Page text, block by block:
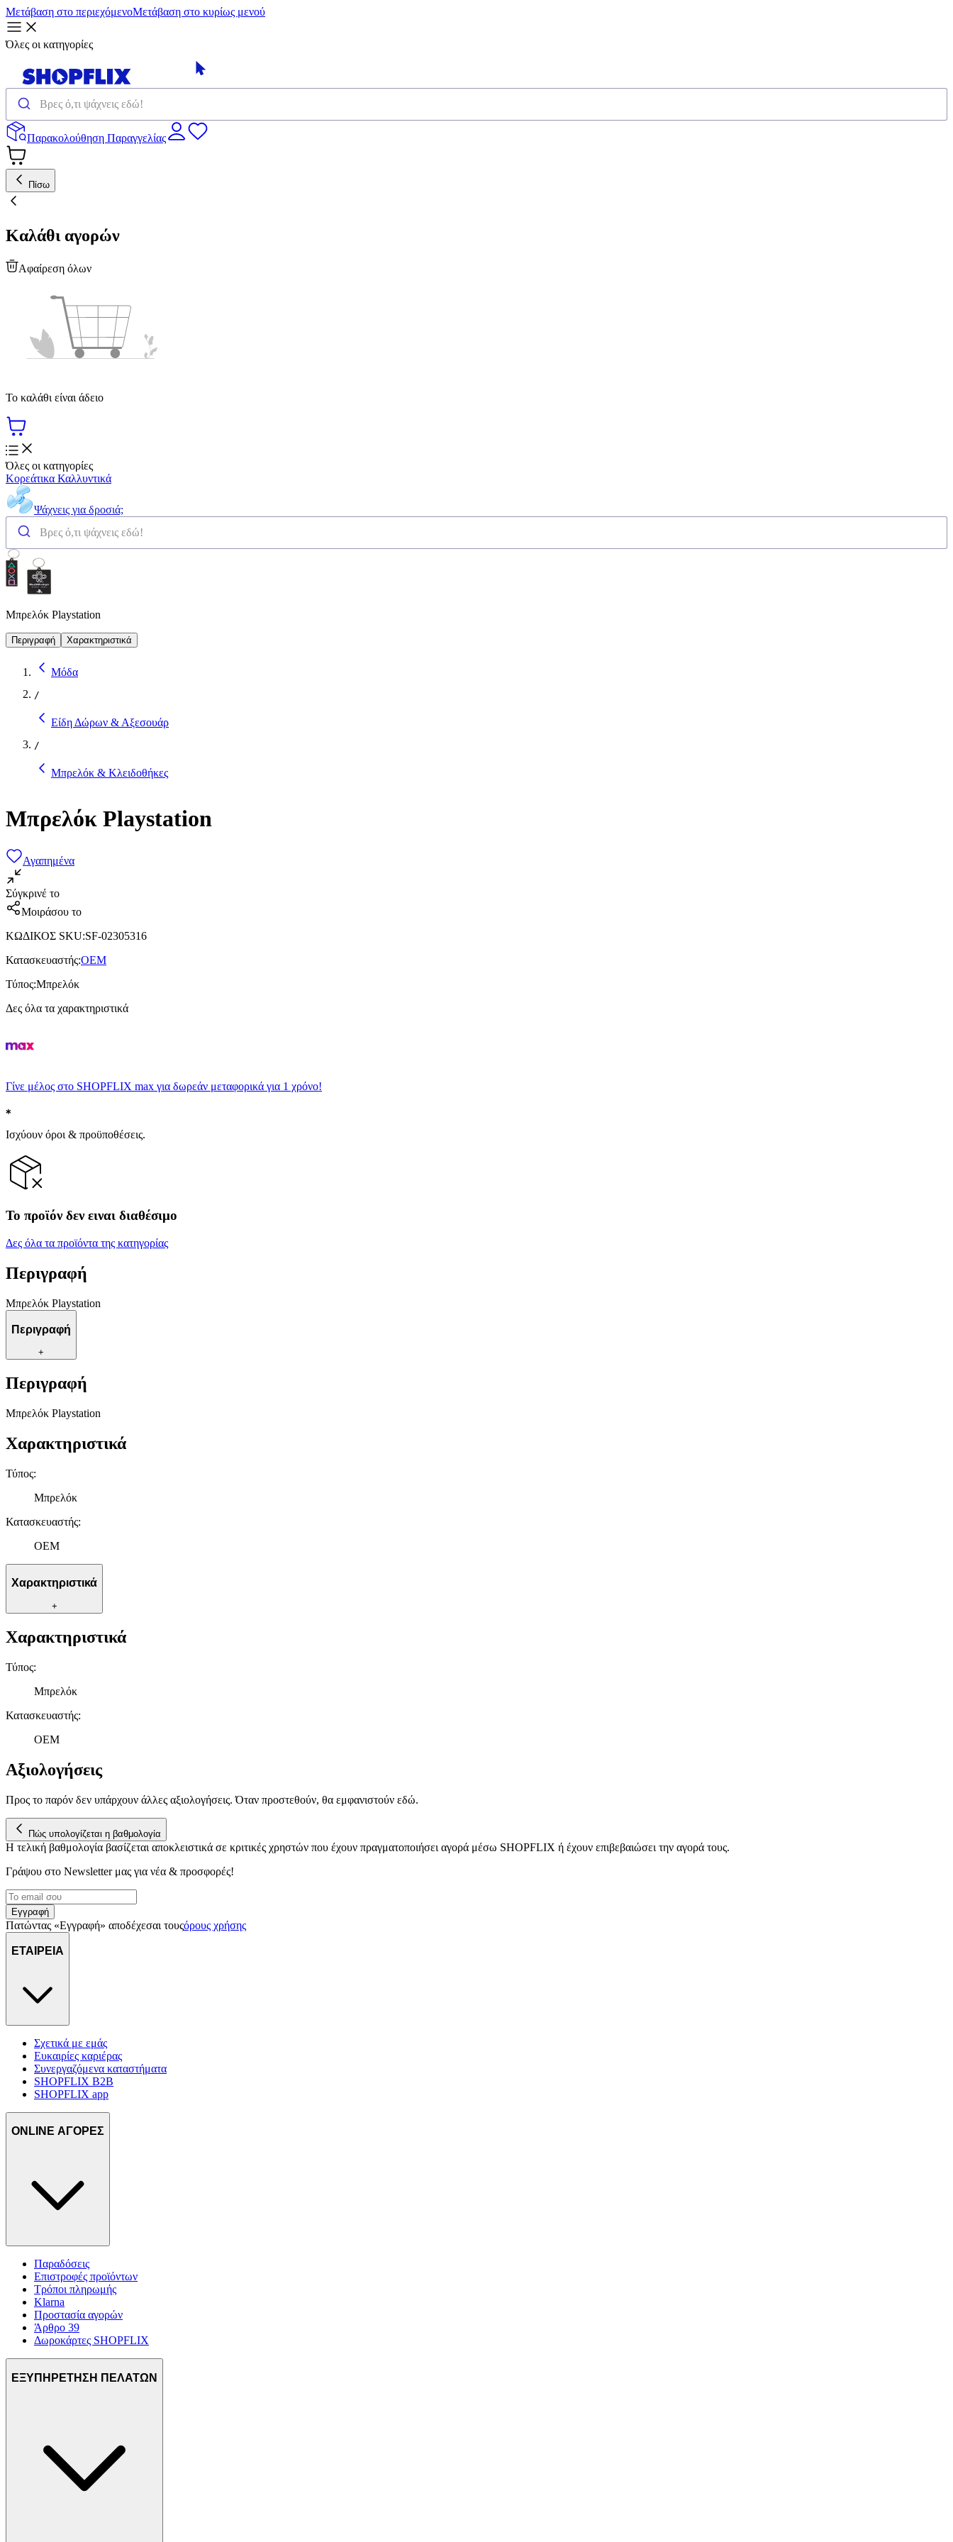
Μετάβαση στο περιεχόμενοΜετάβαση στο κυρίως μενού
Όλες οι κατηγορίες
Παρακολούθηση Παραγγελίας
Πίσω
Καλάθι αγορών
Αφαίρεση όλων
Το καλάθι είναι άδειο
Όλες οι κατηγορίες
Κορεάτικα Καλλυντικά
Ψάχνεις για δροσιά;
Μπρελόκ Playstation
Περιγραφή Χαρακτηριστικά
Μόδα
/
Είδη Δώρων & Αξεσουάρ
/
Μπρελόκ & Κλειδοθήκες
Μπρελόκ Playstation
Αγαπημένα
Σύγκρινέ το
Μοιράσου το
ΚΩΔΙΚΟΣ SKU:SF-02305316
Κατασκευαστής:OEM
Τύπος:Μπρελόκ
Δες όλα τα χαρακτηριστικά
Γίνε μέλος στο SHOPFLIX max για δωρεάν μεταφορικά για 1 χρόνο!
Ισχύουν όροι & προϋποθέσεις.
Το προϊόν δεν ειναι διαθέσιμο
Δες όλα τα προϊόντα της κατηγορίας
Περιγραφή
Μπρελόκ Playstation
Περιγραφή
+
Περιγραφή
Μπρελόκ Playstation
Χαρακτηριστικά
Τύπος:
Μπρελόκ
Κατασκευαστής:
OEM
Χαρακτηριστικά
+
Χαρακτηριστικά
Τύπος:
Μπρελόκ
Κατασκευαστής:
OEM
Αξιολογήσεις
Προς το παρόν δεν υπάρχουν άλλες αξιολογήσεις. Όταν προστεθούν, θα εμφανιστούν εδώ.
Πώς υπολογίζεται η βαθμολογία
Η τελική βαθμολογία βασίζεται αποκλειστικά σε κριτικές χρηστών που έχουν πραγματοποιήσει αγορά μέσω SHOPFLIX ή έχουν επιβεβαιώσει την αγορά τους.
Γράψου στο Νewsletter μας για νέα & προσφορές!
Εγγραφή
Πατώντας «Εγγραφή» αποδέχεσαι τουςόρους χρήσης
ΕΤΑΙΡΕΙΑ
Σχετικά με εμάς
Ευκαιρίες καριέρας
Συνεργαζόμενα καταστήματα
SHOPFLIX B2B
SHOPFLIX app
ONLINE ΑΓΟΡΕΣ
Παραδόσεις
Επιστροφές προϊόντων
Τρόποι πληρωμής
Klarna
Προστασία αγορών
Άρθρο 39
Δωροκάρτες SHOPFLIX
ΕΞΥΠΗΡΕΤΗΣΗ ΠΕΛΑΤΩΝ